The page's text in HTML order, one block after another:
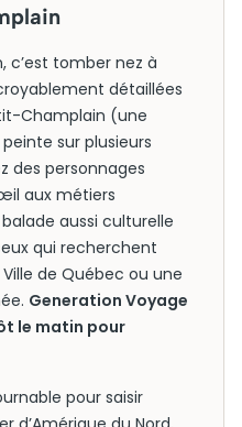
c’est tomber nez à
détaillées
Champlain (une
sur plusieurs
des personnages
aux métiers
aussi culturelle
qui recherchent
de Québec ou une
Generation Voyage
le matin pour
pour saisir